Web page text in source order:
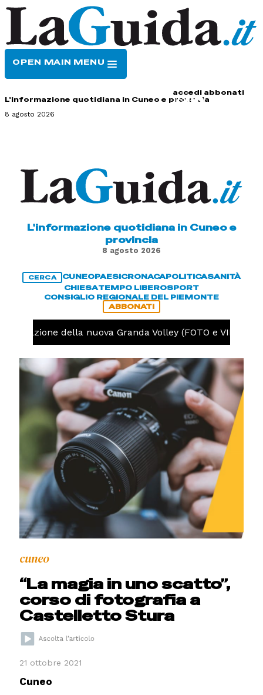
OPEN MAIN MENU
accedi abbonati
L'informazione quotidiana in Cuneo e provincia
8 agosto 2026
L'informazione quotidiana in Cuneo e
provincia
8 agosto 2026
CERCA CUNEOPAESICRONACAPOLITICASANITÀ
CHIESATEMPO LIBEROSPORT
CONSIGLIO REGIONALE DEL PIEMONTE
ABBONATI
della nuova Granda Volley (FOTO e VIDEO)
cuneo
“La magia in uno scatto”,
corso di fotografia a
Castelletto Stura
21 ottobre 2021
Cuneo